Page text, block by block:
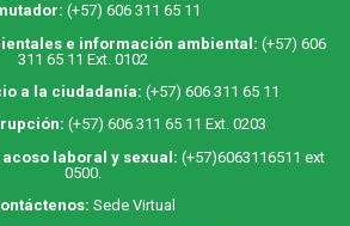
(+57) 606 311 65 11
e información ambiental: (+57) 606
311 65 11 Ext. 0102
a la ciudadanía: (+57) 606 311 65 11
(+57) 606 311 65 11 Ext. 0203
laboral y sexual: (+57)6063116511 ext
0500.
Sede Virtual